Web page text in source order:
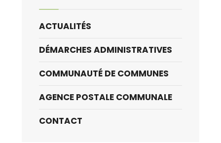
ACTUALITÉS
DÉMARCHES ADMINISTRATIVES
COMMUNAUTÉ DE COMMUNES
AGENCE POSTALE COMMUNALE
CONTACT